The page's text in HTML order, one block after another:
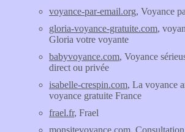
voyance-par-email.org, Voyance
gloria-voyance-gratuite.com,
Gloria votre voyante
babyvoyance.com, Voyance
direct ou privée
isabelle-crespin.com, La voyance
voyance gratuite France
frael.fr, Frael
monsitevoyance.com,